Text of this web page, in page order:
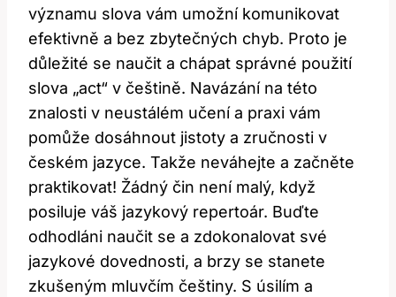
významu slova vám umožní komunikovat
efektivně a bez zbytečných chyb. Proto je
důležité se naučit a chápat správné použití
slova „act“ v češtině. Navázání na této
znalosti v neustálém učení a praxi vám
pomůže dosáhnout jistoty a zručnosti v
českém jazyce. Takže neváhejte a začněte
praktikovat! Žádný čin není malý, když
posiluje váš jazykový repertoár. Buďte
odhodláni naučit se a zdokonalovat své
jazykové dovednosti, a brzy se stanete
zkušeným mluvčím češtiny. S úsilím a